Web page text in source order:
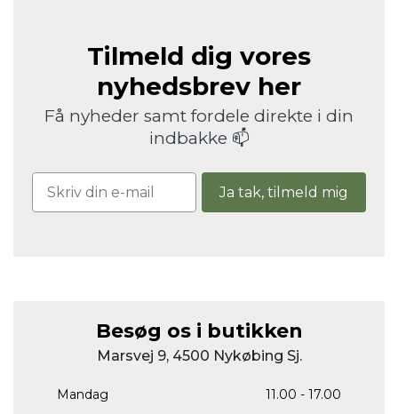
Tilmeld dig vores
nyhedsbrev her
Få nyheder samt fordele direkte i din
indbakke 📫
Ja tak, tilmeld mig
Besøg os i butikken
Marsvej 9, 4500 Nykøbing Sj.
Mandag
11.00 - 17.00